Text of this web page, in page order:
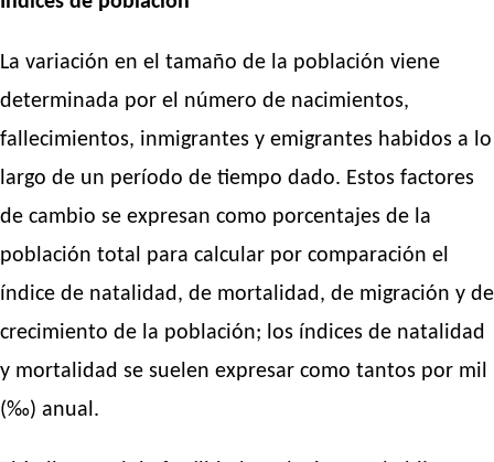
La variación en el tamaño de la población viene
determinada por el número de nacimientos,
fallecimientos, inmigrantes y emigrantes habidos a lo
largo de un período de tiempo dado. Estos factores
de cambio se expresan como porcentajes de la
población total para calcular por comparación el
índice de natalidad, de mortalidad, de migración y de
crecimiento de la población; los índices de natalidad
y mortalidad se suelen expresar como tantos por mil
(‰) anual.